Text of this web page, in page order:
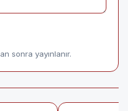
sonra yayınlanır.